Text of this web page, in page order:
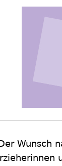
Wunsch